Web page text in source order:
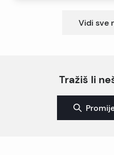
Vidi sve
Tražiš li